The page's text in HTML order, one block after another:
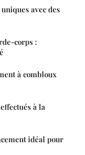
avec des
corps :
à combloux
à la